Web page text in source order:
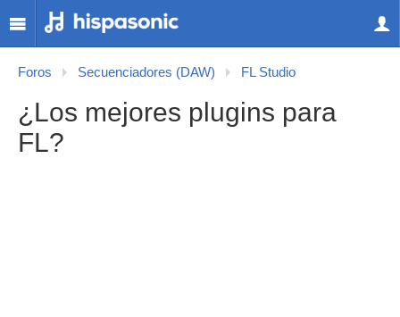
Foros Secuenciadores (DAW) FL Studio
¿Los mejores plugins para
FL?